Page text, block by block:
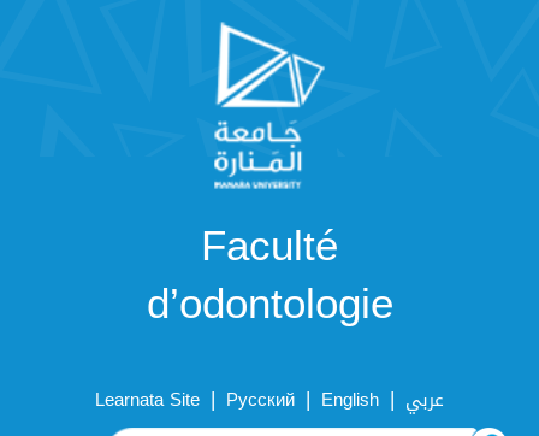
Faculté
d’odontologie
Learnata Site | Русский | English | عربي